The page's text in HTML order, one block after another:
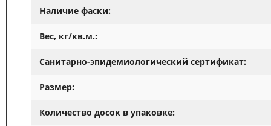
Наличие фаски:
Вес, кг/кв.м.:
Санитарно-эпидемиологический сертификат:
Размер:
Количество досок в упаковке: